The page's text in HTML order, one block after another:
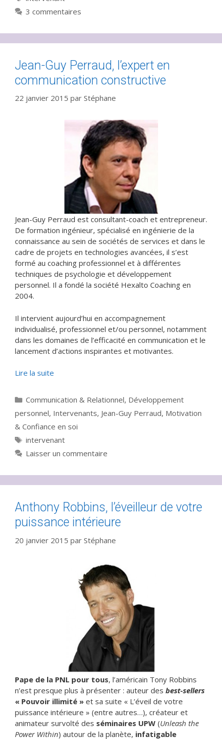
3 commentaires
Jean-Guy Perraud, l’expert en
communication constructive
22 janvier 2015 par Stéphane
Jean-Guy Perraud est consultant-coach et entrepreneur.
De formation ingénieur, spécialisé en ingénierie de la
connaissance au sein de sociétés de services et dans le
cadre de projets en technologies avancées, il s’est
formé au coaching professionnel et à différentes
techniques de psychologie et développement
personnel. Il a fondé la société Hexalto Coaching en
2004.
Il intervient aujourd’hui en accompagnement
individualisé, professionnel et/ou personnel, notamment
dans les domaines de l’efficacité en communication et le
lancement d’actions inspirantes et motivantes.
Lire la suite
Catégories
Communication & Relationnel, Développement
personnel, Intervenants, Jean-Guy Perraud, Motivation
& Confiance en soi
Étiquettes
intervenant
Laisser un commentaire
Anthony Robbins, l’éveilleur de votre
puissance intérieure
20 janvier 2015 par Stéphane
Pape de la PNL pour tous, l’américain Tony Robbins
n’est presque plus à présenter : auteur des best-sellers
« Pouvoir illimité » et sa suite « L’éveil de votre
puissance intérieure » (entre autres…), créateur et
animateur survolté des séminaires UPW (Unleash the
Power Within) autour de la planète, infatigable